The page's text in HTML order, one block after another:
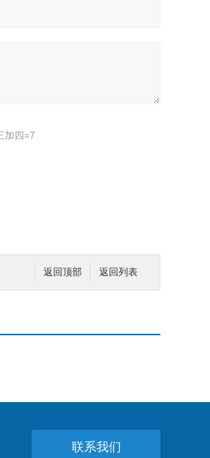
加四=7
返回列表
返回顶部
联系我们